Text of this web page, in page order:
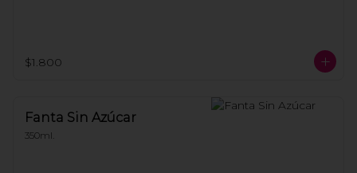
$1.800
Fanta Sin Azúcar
350ml.